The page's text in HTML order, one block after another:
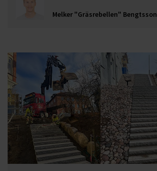
Melker "Gräsrebellen" Bengtsson